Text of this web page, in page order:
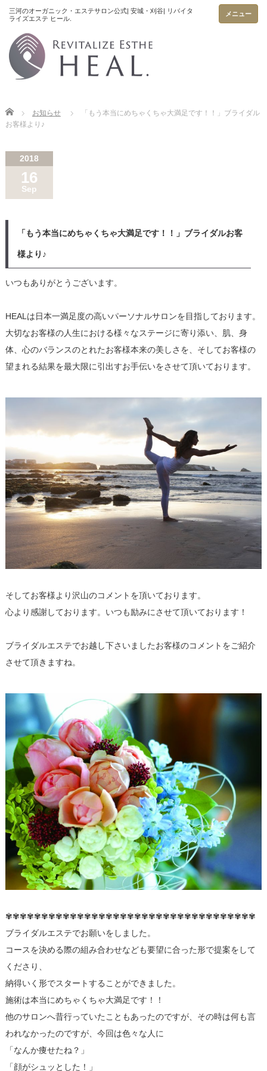
メニュー
Home お知らせ
「もう本当にめちゃくちゃ大満足です！！」ブライダル
お客様より♪
2018
16
Sep
「もう本当にめちゃくちゃ大満足です！！」ブライダルお客
様より♪
いつもありがとうございます。
HEALは日本一満足度の高いパーソナルサロンを目指しております。
大切なお客様の人生における様々なステージに寄り添い、肌、身
体、心のバランスのとれたお客様本来の美しさを、そしてお客様の
望まれる結果を最大限に引出すお手伝いをさせて頂いております。
そしてお客様より沢山のコメントを頂いております。
心より感謝しております。いつも励みにさせて頂いております！
ブライダルエステでお越し下さいましたお客様のコメントをご紹介
させて頂きますね。
✾✾✾✾✾✾✾✾✾✾✾✾✾✾✾✾✾✾✾✾✾✾✾✾✾✾✾✾✾✾✾✾✾✾✾
ブライダルエステでお願いをしました。
コースを決める際の組み合わせなども要望に合った形で提案をして
くださり、
納得いく形でスタートすることができました。
施術は本当にめちゃくちゃ大満足です！！
他のサロンへ昔行っていたこともあったのですが、その時は何も言
われなかったのですが、今回は色々な人に
「なんか痩せたね？」
「顔がシュッとした！」